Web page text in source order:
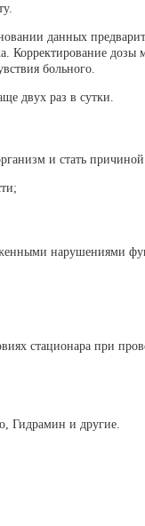
данных
Корректирование дозы
больного.
двух раз в сутки.
и стать
нарушениями
стационара при
Гидрамин и другие.